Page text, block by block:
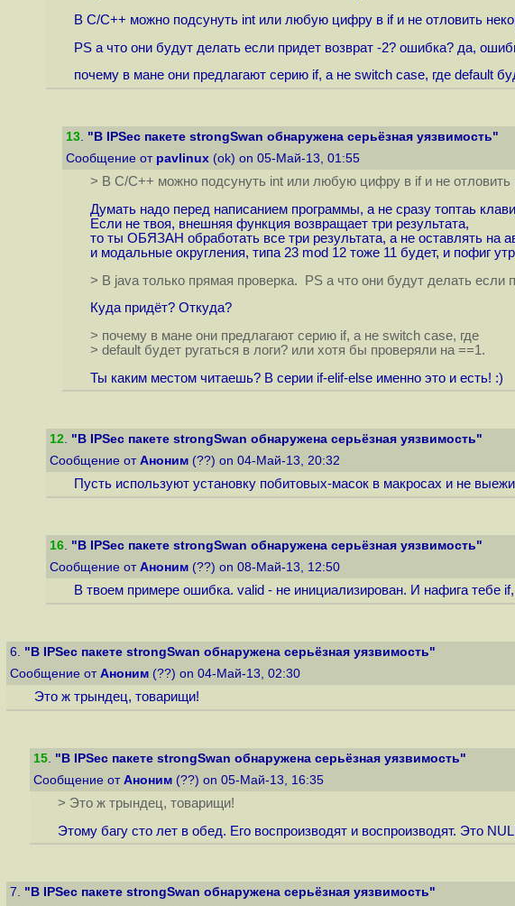
В С/С++ можно подсунуть int или любую цифру в if и не отловить
PS а что они будут делать если придет возврат -2? ошибка? да,
почему в мане они предлагают серию if, а не switch case, где default
13. "В IPSec пакете strongSwan обнаружена серьёзная уязвимость"
Сообщение от pavlinux (ok) on 05-Май-13, 01:55
> В С/С++ можно подсунуть int или любую цифру в if и не отловить
Думать надо перед написанием программы, а не сразу топтаь
Если не твоя, внешняя функция возвращает три результата,
то ты ОБЯЗАН обработать все три результата, а не оставлять на
и модальные округления, типа 23 mod 12 тоже 11 будет, и пофиг
> В java только прямая проверка. PS а что они будут делать если
Куда придёт? Откуда?
> почему в мане они предлагают серию if, а не switch case, где
> default будет ругаться в логи? или хотя бы проверяли на ==1.
Ты каким местом читаешь? В серии if-elif-else именно это и есть! :)
12. "В IPSec пакете strongSwan обнаружена серьёзная уязвимость"
Сообщение от Аноним (??) on 04-Май-13, 20:32
Пусть используют установку побитовых-масок в макросах и не
16. "В IPSec пакете strongSwan обнаружена серьёзная уязвимость"
Сообщение от Аноним (??) on 08-Май-13, 12:50
В твоем примере ошибка. valid - не инициализирован. И нафига тебе
6. "В IPSec пакете strongSwan обнаружена серьёзная уязвимость"
Сообщение от Аноним (??) on 04-Май-13, 02:30
Это ж трындец, товарищи!
15. "В IPSec пакете strongSwan обнаружена серьёзная уязвимость"
Сообщение от Аноним (??) on 05-Май-13, 16:35
> Это ж трындец, товарищи!
Этому багу сто лет в обед. Его воспроизводят и воспроизводят. Это
7. "В IPSec пакете strongSwan обнаружена серьёзная уязвимость"